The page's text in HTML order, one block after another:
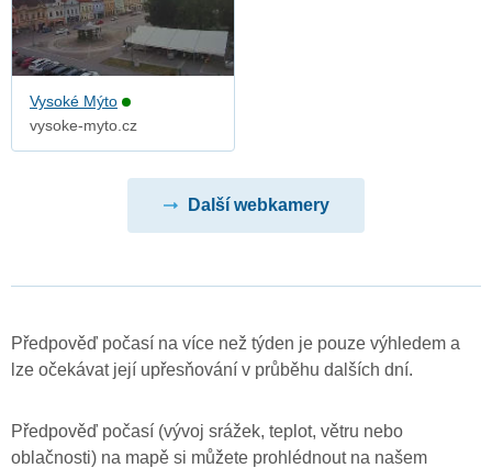
Vysoké Mýto
vysoke-myto.cz
Další webkamery
Předpověď počasí na více než týden je pouze výhledem a
lze očekávat její upřesňování v průběhu dalších dní.
Předpověď počasí (vývoj srážek, teplot, větru nebo
oblačnosti) na mapě si můžete prohlédnout na našem